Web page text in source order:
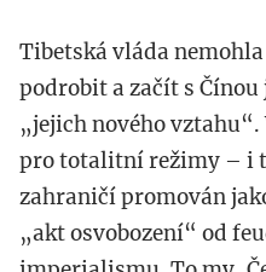
Tibetská vláda
podrobit a začít s
„jejich nového
pro totalitní režimy – i
zahraničí promován
„akt osvobození“ od